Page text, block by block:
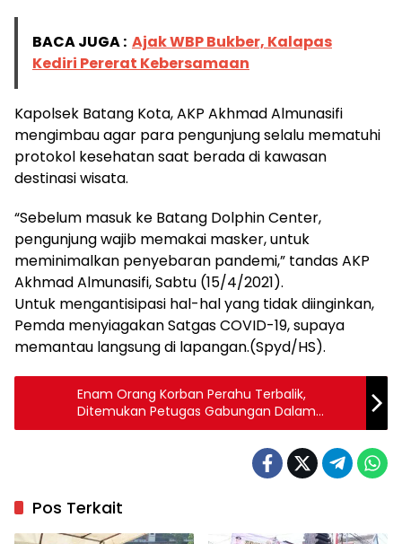
BACA JUGA : Ajak WBP Bukber, Kalapas
Kediri Pererat Kebersamaan
Kapolsek Batang Kota, AKP Akhmad Almunasifi
mengimbau agar para pengunjung selalu mematuhi
protokol kesehatan saat berada di kawasan
destinasi wisata.
“Sebelum masuk ke Batang Dolphin Center,
pengunjung wajib memakai masker, untuk
meminimalkan penyebaran pandemi,” tandas AKP
Akhmad Almunasifi, Sabtu (15/4/2021).
Untuk mengantisipasi hal-hal yang tidak diinginkan,
Pemda menyiagakan Satgas COVID-19, supaya
memantau langsung di lapangan.(Spyd/HS).
Enam Orang Korban Perahu Terbalik,
Ditemukan Petugas Gabungan Dalam
Keadaan Meninggal
Pos Terkait